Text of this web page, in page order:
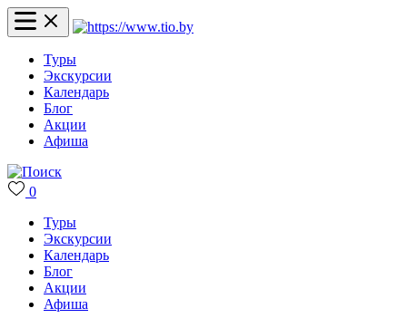
Туры
Экскурсии
Календарь
Блог
Акции
Афиша
0
Туры
Экскурсии
Календарь
Блог
Акции
Афиша